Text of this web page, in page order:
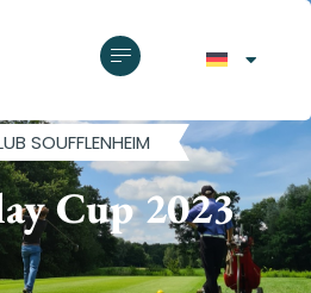
SOUFFLENHEIM
Cup 2023